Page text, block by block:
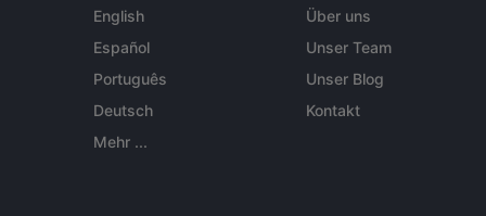
English
Español
Português
Deutsch
Mehr ...
Über uns
Unser Team
Unser Blog
Kontakt